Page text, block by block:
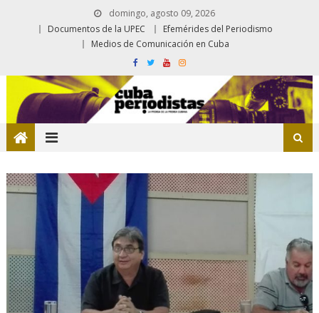
domingo, agosto 09, 2026
Documentos de la UPEC
Efemérides del Periodismo
Medios de Comunicación en Cuba